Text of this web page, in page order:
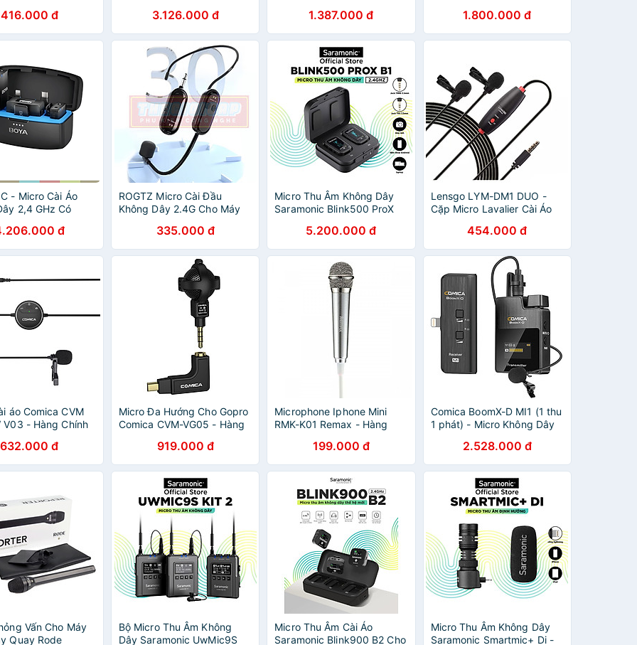
416.000 đ 3.126.000 đ
Thoại, Máy Ảnh DSLR -
Hàng chính hãng
1.387.000 đ 1.800.000 đ
- Micro Cài Áo
2,4 GHz Có
Nhớ 8GB Dành Cho
Máy Ảnh, Máy
chính hãng
đ
ROGTZ Micro Cài Đầu
Không Dây 2.4G Cho Máy
335.000 đ
Micro Thu Âm Không Dây
Saramonic Blink500 ProX
Độ Trễ 8ms - Hàng Chính
Hãng
5.200.000 đ
Lensgo LYM-DM1 DUO -
Cặp Micro Lavalier Cài Áo
Cho Smartphone, Máy Ảnh,
Máy Quay, PC (6m) - Hàng
chính hãng
454.000 đ
áo Comica CVM
V03 - Hàng Chính
632.000 đ
Micro Đa Hướng Cho Gopro
Comica CVM-VG05 - Hàng
919.000 đ
Microphone Iphone Mini
RMK-K01 Remax - Hàng
199.000 đ
Comica BoomX-D MI1 (1 thu
1 phát) - Micro Không Dây
Các Thiết Bị iPhone, iPad,
iPod - Hàng chính hãng
2.528.000 đ
Vấn Cho Máy
Quay Rode
Bộ Micro Thu Âm Không
Dây Saramonic UwMic9S
Micro Thu Âm Cài Áo
Saramonic Blink900 B2 Cho
Micro Thu Âm Không Dây
Saramonic Smartmic+ Di -